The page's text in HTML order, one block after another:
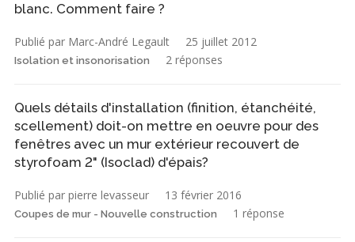
blanc. Comment faire ?
Publié par Marc-André Legault 25 juillet 2012
Isolation et insonorisation 2 réponses
Quels détails d'installation (finition, étanchéité,
scellement) doit-on mettre en oeuvre pour des
fenêtres avec un mur extérieur recouvert de
styrofoam 2" (Isoclad) d'épais?
Publié par pierre levasseur 13 février 2016
Coupes de mur - Nouvelle construction 1 réponse